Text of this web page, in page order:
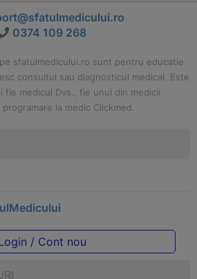
0374 109 268
sfatulmedicului.ro sunt pentru educatie
consultul sau diagnosticul medical. Este
fie medicul Dvs., fie unul din medicii
la medic Clickmed.
/ Cont nou